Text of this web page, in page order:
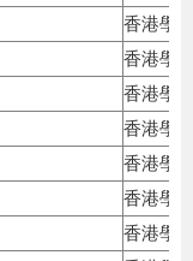
香港學
香港學
香港學
香港學
香港學
香港學
香港學